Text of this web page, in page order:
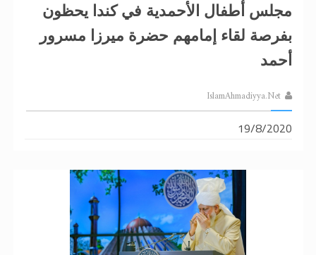
مجلس أطفال الأحمدية في كندا يحظون
بفرصة لقاء إمامهم حضرة ميرزا مسرور
أحمد
IslamAhmadiyya.Net
19/8/2020